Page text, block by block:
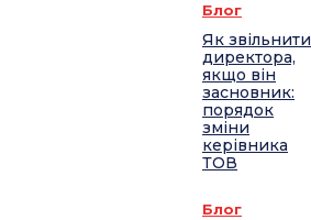
Блог
Як звільнити
директора,
якщо він
засновник:
порядок
зміни
керівника
ТОВ
Блог